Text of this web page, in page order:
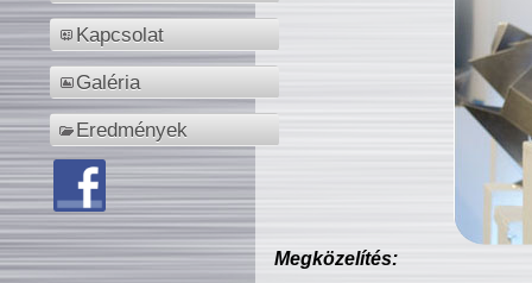
Kapcsolat
Galéria
Eredmények
Megközelítés: